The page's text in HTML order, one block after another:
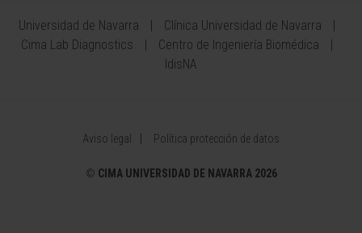
Universidad de Navarra
Clínica Universidad de Navarra
Cima Lab Diagnostics
Centro de Ingeniería Biomédica
IdisNA
Aviso legal Política protección de datos
© CIMA UNIVERSIDAD DE NAVARRA 2026